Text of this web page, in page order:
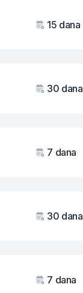
Važenje
15 dana
Važenje
30 dana
Važenje
7 dana
Važenje
30 dana
Važenje
7 dana